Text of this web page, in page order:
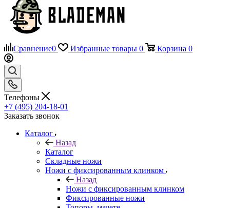
Сравнение0 Избранные товары 0 Корзина 0
Телефоны
+7 (495) 204-18-01
Заказать звонок
Каталог
Назад
Каталог
Складные ножи
Ножи с фиксированным клинком
Назад
Ножи с фиксированным клинком
Фиксированные ножи